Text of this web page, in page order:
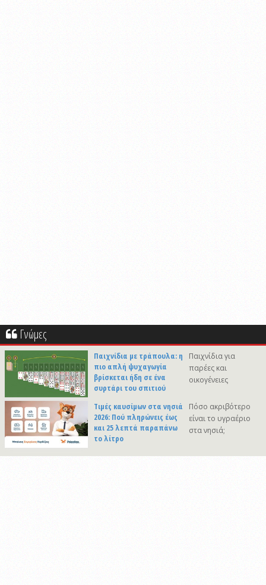
Γνώμες
Παιχνίδια με τράπουλα: η
πιο απλή ψυχαγωγία
βρίσκεται ήδη σε ένα
συρτάρι του σπιτιού
Παιχνίδια για
παρέες και
οικογένειες
Τιμές καυσίμων στα νησιά
2026: Πού πληρώνεις έως
και 25 λεπτά παραπάνω
το λίτρο
Πόσο ακριβότερο
είναι το υγραέριο
στα νησιά;